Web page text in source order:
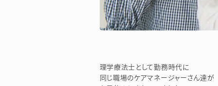
理学療法士として勤務時代に
同じ職場のケアマネージャーさん達